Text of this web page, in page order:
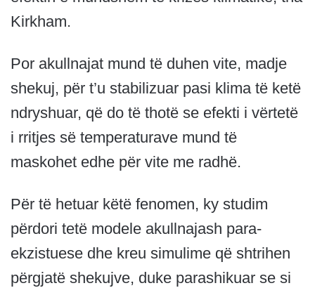
Kirkham.
Por akullnajat mund të duhen vite, madje
shekuj, për t’u stabilizuar pasi klima të ketë
ndryshuar, që do të thotë se efekti i vërtetë
i rritjes së temperaturave mund të
maskohet edhe për vite me radhë.
Për të hetuar këtë fenomen, ky studim
përdori tetë modele akullnajash para-
ekzistuese dhe kreu simulime që shtrihen
përgjatë shekujve, duke parashikuar se si